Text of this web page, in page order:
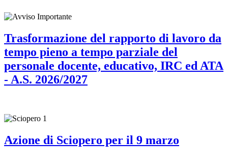
Trasformazione del rapporto di lavoro da
tempo pieno a tempo parziale del
personale docente, educativo, IRC ed ATA
- A.S. 2026/2027
Azione di Sciopero per il 9 marzo